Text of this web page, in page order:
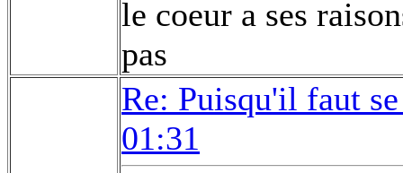
le coeur a ses
pas
Re: Puisqu'il faut
01:31